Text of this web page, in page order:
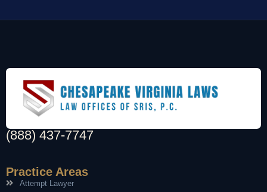
(888) 437-7747
Practice Areas
Attempt Lawyer